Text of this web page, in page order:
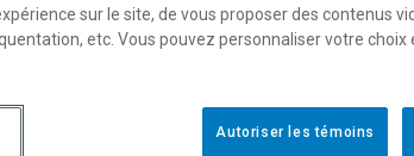
Horaire - Été 2026
sur le site, de vous proposer des contenus
etc. Vous pouvez personnaliser votre choix
Autoriser les témoins